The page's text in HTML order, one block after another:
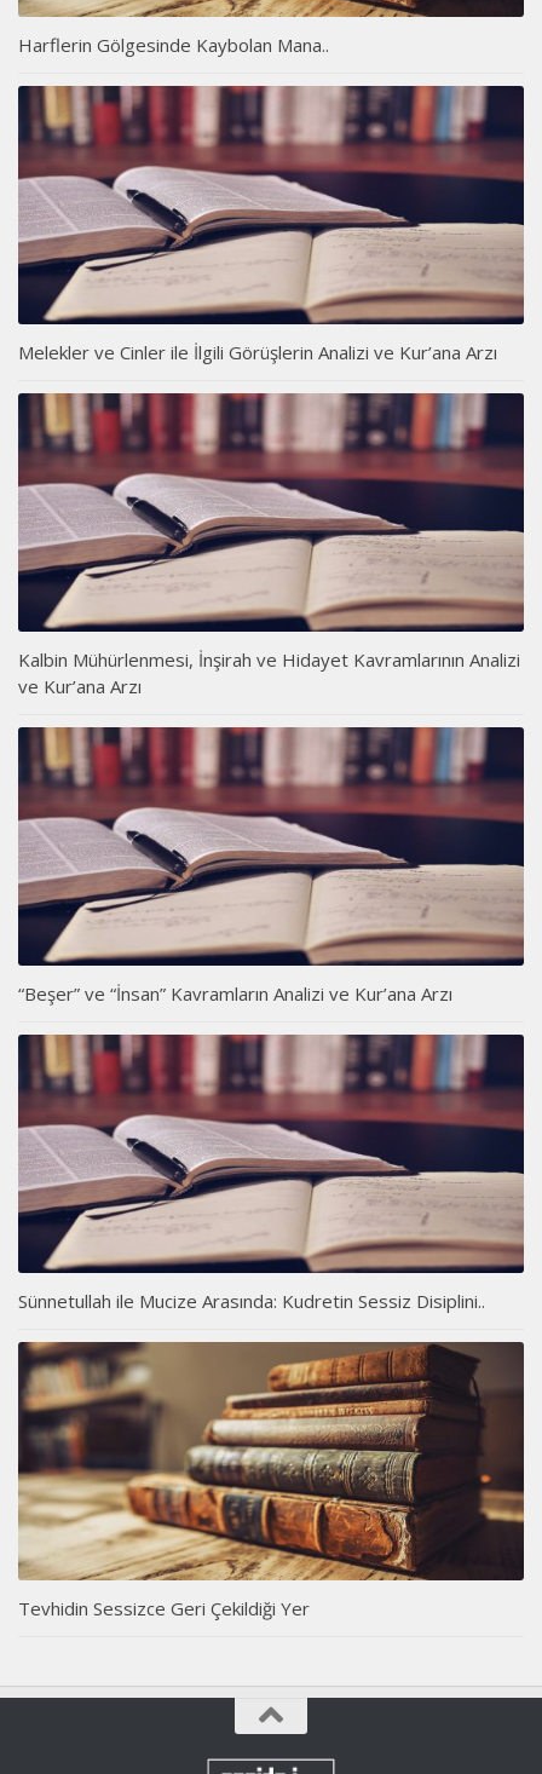
Harflerin Gölgesinde Kaybolan Mana..
Melekler ve Cinler ile İlgili Görüşlerin Analizi ve Kur’ana Arzı
Kalbin Mühürlenmesi, İnşirah ve Hidayet Kavramlarının Analizi
ve Kur’ana Arzı
“Beşer” ve “İnsan” Kavramların Analizi ve Kur’ana Arzı
Sünnetullah ile Mucize Arasında: Kudretin Sessiz Disiplini..
Tevhidin Sessizce Geri Çekildiği Yer